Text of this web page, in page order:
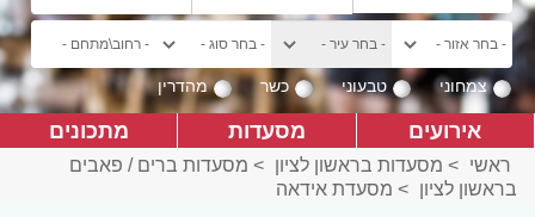
צמחוני טבעוני כשר מהדרין
אירועים מסעדות מתכונים
ראשי > מסעדות בראשון לציון > מסעדות ברים / פאבים
בראשון לציון > מסעדת אידאה